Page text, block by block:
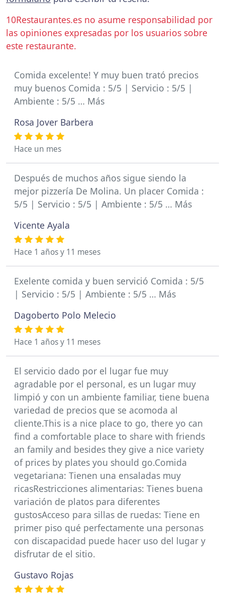
10Restaurantes.es no asume responsabilidad por
las opiniones expresadas por los usuarios sobre
este restaurante.
Comida excelente! Y muy buen trató precios
muy buenos Comida : 5/5 | Servicio : 5/5 |
Ambiente : 5/5 … Más
Rosa Jover Barbera
Hace un mes
Después de muchos años sigue siendo la
mejor pizzería De Molina. Un placer Comida :
5/5 | Servicio : 5/5 | Ambiente : 5/5 … Más
Vicente Ayala
Hace 1 años y 11 meses
Exelente comida y buen servició Comida : 5/5
| Servicio : 5/5 | Ambiente : 5/5 … Más
Dagoberto Polo Melecio
Hace 1 años y 11 meses
El servicio dado por el lugar fue muy
agradable por el personal, es un lugar muy
limpió y con un ambiente familiar, tiene buena
variedad de precios que se acomoda al
cliente.This is a nice place to go, there yo can
find a comfortable place to share with friends
an family and besides they give a nice variety
of prices by plates you should go.Comida
vegetariana: Tienen una ensaladas muy
ricasRestricciones alimentarias: Tienes buena
variación de platos para diferentes
gustosAcceso para sillas de ruedas: Tiene en
primer piso qué perfectamente una personas
con discapacidad puede hacer uso del lugar y
disfrutar de el sitio.
Gustavo Rojas